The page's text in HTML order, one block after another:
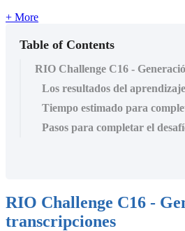
+ More
Table of Contents
RIO Challenge C16 -
Los resultados del aprendizaje
Tiempo estimado para
Pasos para completar el
RIO Challenge C16 -
transcripciones